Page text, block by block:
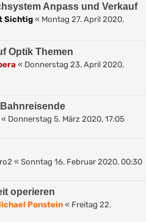
Anpass und Verkauf
Sichtig« Montag 27. April 2020,
Optik Themen
« Donnerstag 23. April 2020,
« Donnerstag 5. März 2020, 17:05
« Sonntag 16. Februar 2020, 00:30
operieren
Ponstein « Freitag 22.